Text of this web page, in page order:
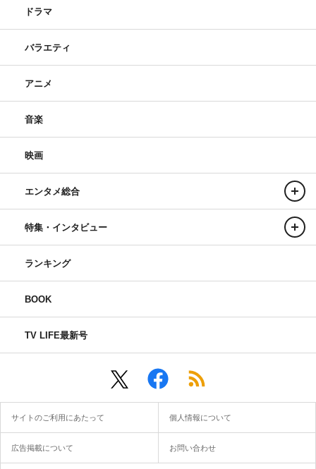
ドラマ
バラエティ
アニメ
音楽
映画
エンタメ総合
特集・インタビュー
ランキング
BOOK
TV LIFE最新号
サイトのご利用にあたって 個人情報について
広告掲載について お問い合わせ